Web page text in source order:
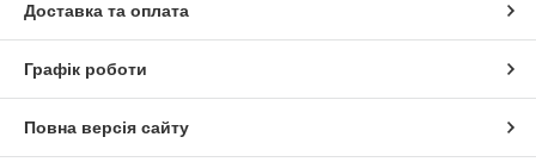
Доставка та оплата
Графік роботи
Повна версія сайту